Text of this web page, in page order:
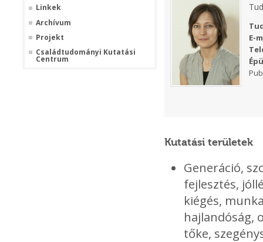
Linkek
Archívum
Projekt
Családtudományi Kutatási
Centrum
E-
Kutatási területek
Generáció,
fejlesztés,
kiégés,
hajlandóság,
tőke,